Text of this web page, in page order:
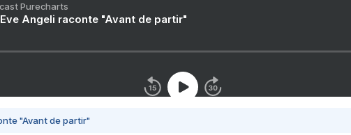
Purecharts
Eve Angeli raconte "Avant de partir"
"Avant de partir"